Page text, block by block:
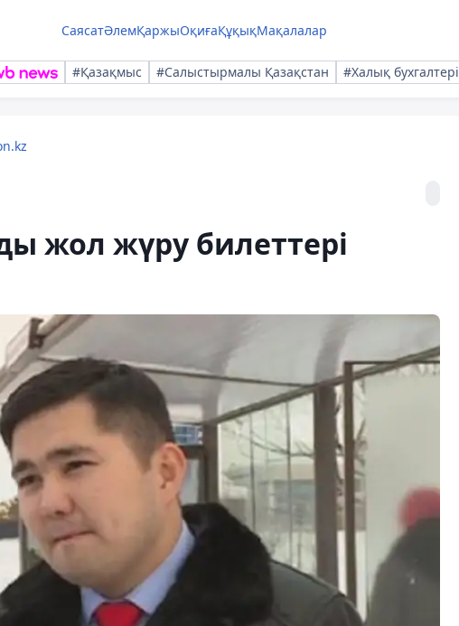
СаясатӘлемҚаржыОқиғаҚұқықМақалалар
#Қазақмыс #Салыстырмалы Қазақстан #Халық бухгалтері
жол жүру билеттері